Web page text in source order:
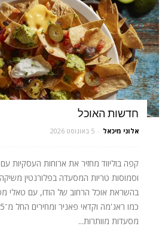
חדשות האוכל
אלוני מיכאל - 5 באוגוסט 2026
קפה בוליווד מחזיר את ארוחות העסקיות
וסמוסות טריות המסעדה בפלורנטין
בהשראת אוכל הרחוב של הודו, עם טאלי
מסעדות מוותרות...